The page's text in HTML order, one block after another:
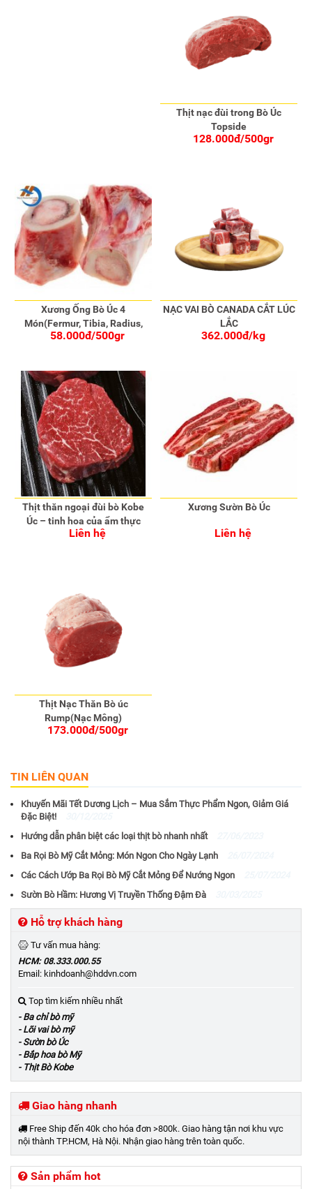
Thịt nạc đùi trong Bò Úc
Topside
128.000đ/500gr
Xương Ống Bò Úc 4
Món(Fermur, Tibia, Radius,
Humerus)
58.000đ/500gr
NẠC VAI BÒ CANADA CẮT LÚC
LẮC
362.000đ/kg
Thịt thăn ngoại đùi bò Kobe
Úc – tinh hoa của ẩm thực
Liên hệ
Xương Sườn Bò Úc
Liên hệ
Thịt Nạc Thăn Bò úc
Rump(Nạc Mông)
173.000đ/500gr
TIN LIÊN QUAN
Khuyến Mãi Tết Dương Lịch – Mua Sắm Thực Phẩm Ngon, Giảm Giá
Đặc Biệt!
Hướng dẫn phân biệt các loại thịt bò nhanh nhất
Ba Rọi Bò Mỹ Cắt Mỏng: Món Ngon Cho Ngày Lạnh
Các Cách Ướp Ba Rọi Bò Mỹ Cắt Mỏng Để Nướng Ngon
Sườn Bò Hầm: Hương Vị Truyền Thống Đậm Đà
Hỗ trợ khách hàng
Tư vấn mua hàng:
HCM: 08.333.000.55
Email: kinhdoanh@hddvn.com
Top tìm kiếm nhiều nhất
- Ba chỉ bò mỹ
- Lõi vai bò mỹ
- Sườn bò Úc
- Bắp hoa bò Mỹ
- Thịt Bò Kobe
Giao hàng nhanh
Free Ship đến 40k cho hóa đơn >800k. Giao hàng tận nơi khu vực
nội thành TP.HCM, Hà Nội. Nhận giao hàng trên toàn quốc.
Sản phẩm hot